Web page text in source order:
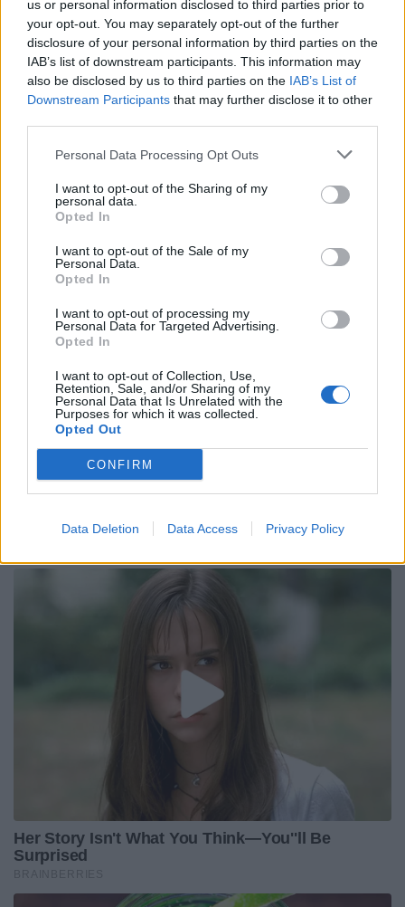
us or personal information disclosed to third parties prior to
your opt-out. You may separately opt-out of the further
disclosure of your personal information by third parties on the
IAB’s list of downstream participants. This information may
also be disclosed by us to third parties on the IAB’s List of
Downstream Participants that may further disclose it to other
Personal Data Processing Opt Outs
I want to opt-out of the Sharing of my
personal data.
Opted In
I want to opt-out of the Sale of my
Personal Data.
Opted In
I want to opt-out of processing my
Personal Data for Targeted Advertising.
Opted In
I want to opt-out of Collection, Use,
Retention, Sale, and/or Sharing of my
Personal Data that Is Unrelated with the
Purposes for which it was collected.
Opted Out
CONFIRM
Data Deletion Data Access Privacy Policy
Stadio “Luigi Zaffanella” – Viadana
ore 15:30 – Inghilterra v Galles (5 v 8)
ore 18:00 – Francia v Nuova Zelanda (2 v 3)
ore 20:30 – Sudafrica v Argentina (1 v 4)
> Programma delle partite
del Mondiale U20 <